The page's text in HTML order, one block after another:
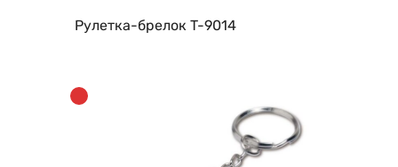
Рулетка-брелок T-9014